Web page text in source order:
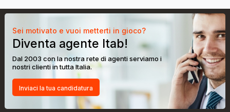
Sei motivato e vuoi metterti in gioco?
Diventa agente Itab!
Dal 2003 con la nostra rete di agenti serviamo i
nostri clienti in tutta Italia.
Inviaci la tua candidatura